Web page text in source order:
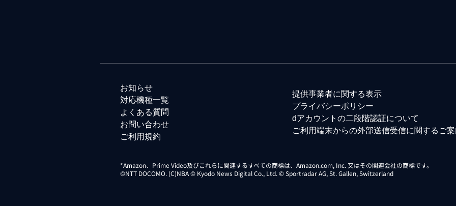
お知らせ
対応機種一覧
よくある質問
お問い合わせ
ご利用規約
提供事業者に関する表示
プライバシーポリシー
dアカウントの二段階認証について
ご利用端末からの外部送信受信に関するご
*Amazon、Prime Video及びこれらに関連するすべての商標は、Amazon.com, Inc. 又はその関連会社の商標です。
©NTT DOCOMO. (C)NBA © Kyodo News Digital Co., Ltd. © Sportradar AG, St. Gallen, Switzerland